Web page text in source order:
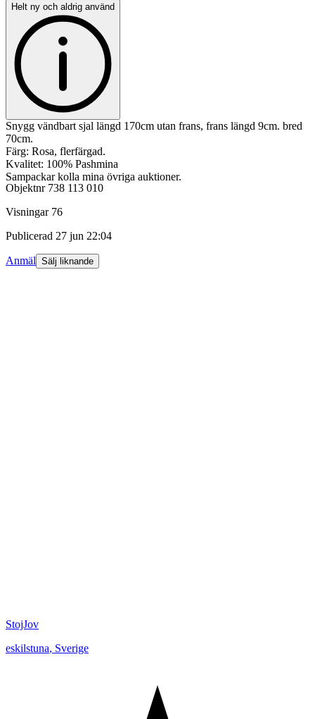
Helt ny och aldrig använd
Snygg vändbart sjal längd 170cm utan frans, frans längd 9cm. bred
70cm.
Färg: Rosa, flerfärgad.
Kvalitet: 100% Pashmina
Sampackar kolla mina övriga auktioner.
Objektnr 738 113 010
Visningar 76
Publicerad 27 jun 22:04
Anmäl Sälj liknande
StojJov
eskilstuna, Sverige